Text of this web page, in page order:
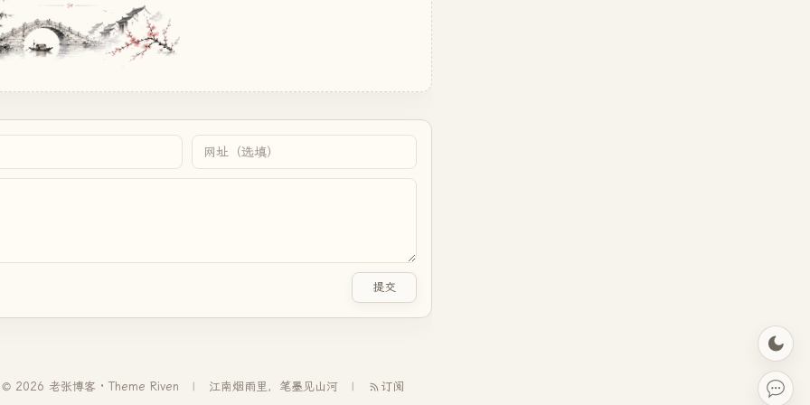
提交
© 2026 老张博客 · Theme Riven 江南烟雨里，笔墨见山河 订阅